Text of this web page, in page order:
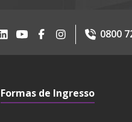
0800
Formas de Ingresso